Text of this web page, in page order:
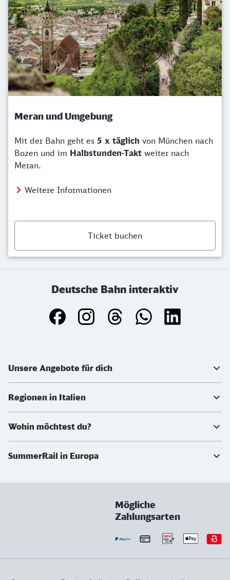
Meran und Umgebung
Mit der Bahn geht es 5 x täglich von München nach
Bozen und im Halbstunden-Takt weiter nach
Meran.
Weitere Informationen
Ticket buchen
Deutsche Bahn interaktiv
Unsere Angebote für dich
Regionen in Italien
Wohin möchtest du?
SummerRail in Europa
Mögliche
Zahlungsarten